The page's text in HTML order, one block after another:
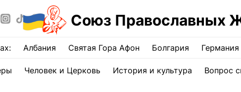
Союз Православных
Албания Святая Гора Афон Болгария Германия
Человек и Церковь История и культура Вопрос